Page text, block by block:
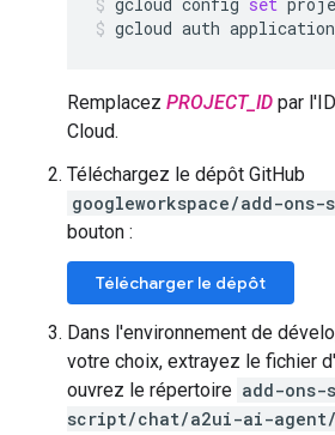
gcloud auth
Remplacez PROJECT_ID par
Cloud.
Téléchargez le dépôt GitHub
googleworkspace/add-ons-
bouton :
Télécharger le dépôt
Dans l'environnement de
votre choix, extrayez le fichier
ouvrez le répertoire add-ons-
script/chat/a2ui-ai-